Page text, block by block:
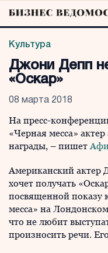
Культура
Джони Депп
«Оскар»
08 марта 2018
На пресс-
«Черная месса»
награды, – пишет
Американский актер
хочет получать
посвященной показу
месса» на
что не любит
произносить речи.